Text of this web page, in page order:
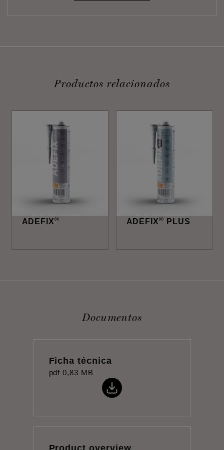
Productos relacionados
ADEFIX® ADEFIX® PLUS
Documentos
Ficha técnica
pdf 0,83 MB
Product overview